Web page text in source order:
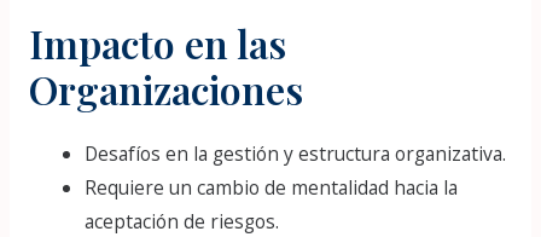
Impacto en las
Organizaciones
Desafíos en la gestión y estructura organizativa.
Requiere un cambio de mentalidad hacia la
aceptación de riesgos.